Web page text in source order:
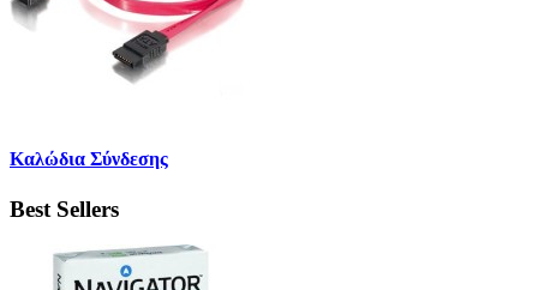
Καλώδια Σύνδεσης
Best Sellers